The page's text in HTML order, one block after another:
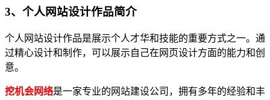
3、个人网站设计作品简介
个人网站设计作品是展示个人才华和技能的重要方式之一。通
过精心设计和制作，可以展示自己在网页设计方面的能力和创
意。
挖机会网络是一家专业的网站建设公司，拥有多年的经验和丰